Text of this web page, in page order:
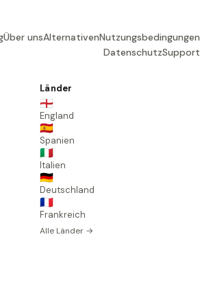
Über unsAlternativenNutzungsbedingungen
DatenschutzSupport
Länder
🏴󠁧󠁢󠁥󠁮󠁧󠁿
England
🇪🇸
Spanien
🇮🇹
Italien
🇩🇪
Deutschland
🇫🇷
Frankreich
Alle Länder →